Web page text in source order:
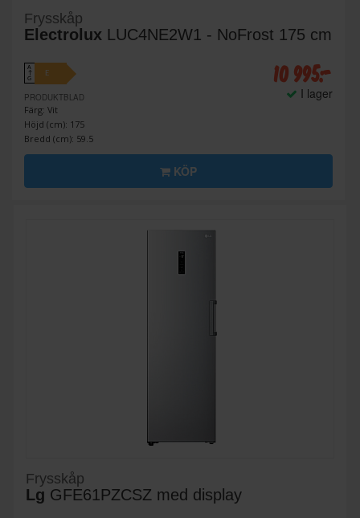
Frysskåp
Electrolux LUC4NE2W1 - NoFrost 175 cm
A
↑
G
E
PRODUKTBLAD
Färg: Vit
Höjd (cm): 175
Bredd (cm): 59.5
10 995:-
I lager
KÖP
Frysskåp
Lg GFE61PZCSZ med display